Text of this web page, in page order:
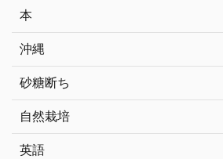
本
沖縄
砂糖断ち
自然栽培
英語